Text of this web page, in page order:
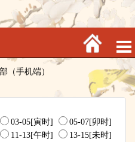
（手机端）
03-05[寅时]
05-07[卯时]
11-13[午时]
13-15[未时]